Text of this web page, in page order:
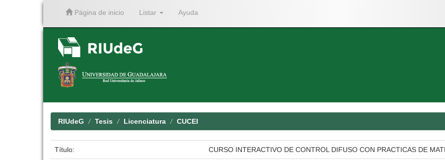
Página de inicio Listar Ayuda
RIUdeG Tesis Licenciatura CUCEI
Título: CURSO INTERACTIVO DE CONTROL DIFUSO CON PRACTICAS DE